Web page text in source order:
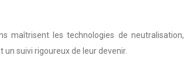
maîtrisent les technologies de neutralisation,
suivi rigoureux de leur devenir.